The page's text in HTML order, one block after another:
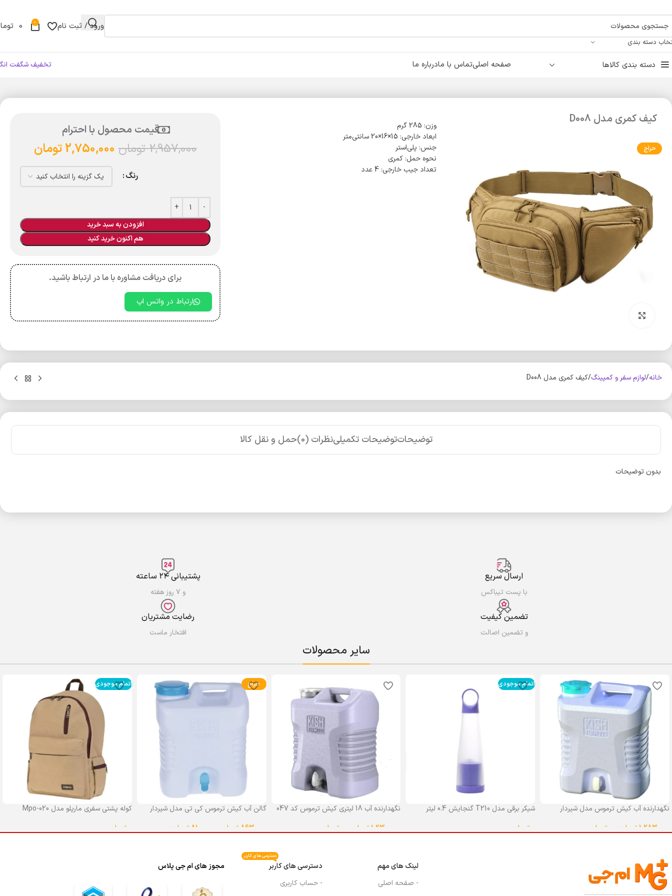
دسته بندی
ورود / ثبت نام 0
0
دسته بندی کالاها صفحه اصلیتماس با مادرباره ما تخفیف شگفت
کیف کمری مدل D008
حراج
وزن: 285 گرم
ابعاد خارجی: 15×16×20 سانتی‌متر
جنس: پلی‌استر
نحوه حمل: کمری
تعداد جیب خارجی: 4 عدد
قیمت محصول با احترام
2,957,000تومان 2,750,000 تومان
رنگ
افزودن به سبد خرید
هم اکنون خرید کنید
برای دریافت مشاوره با ما در ارتباط باشید.
ارتباط در واتس اپ
خانه لوازم سفر و کمپینگ کیف کمری مدل D008
توضیحاتتوضیحات تکمیلینظرات (0) حمل و نقل کالا
بدون توضیحات
ارسال سریع
با پست تیباکس
پشتیبانی ۲۴ ساعته
و ۷ روز هفته
تضمین کیفیت
و تضمین اصالت
رضایت مشتریان
افتخار ماست
سایر محصولات
نگهدارنده آب کیش ترموس مدل شیردار
1,283,000تومان تومان
اتمام موجودی
شیکر برقی مدل T210 گنجایش 0.4 لیتر
تومان
نگهدارنده آب 18 لیتری کیش ترموس کد 047
1,230,000تومان تومان
حراج
گالن آب کیش ترموس کی تی مدل شیردار
863,000 تومان 810,000 تومان
اتمام موجودی
کوله پشتی سفری مارپلو مدل Mpo-020
تومان
لینک های مهم
- صفحه اصلی
دسترسی های کاربر
دسترسی های کاربر
- حساب کاربری
مجوز های ام جی پلاس